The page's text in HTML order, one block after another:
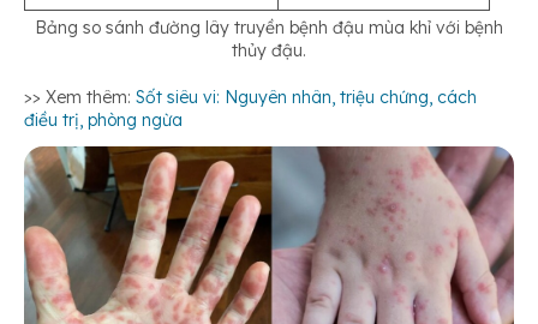
Bảng so sánh đường lây truyền bệnh đậu mùa khỉ với bệnh
thủy đậu.
>> Xem thêm: Sốt siêu vi: Nguyên nhân, triệu chứng, cách
điều trị, phòng ngừa